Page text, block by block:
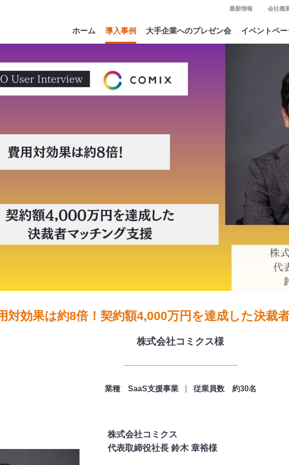
最新情報 会社概
ホーム 導入事例 大手企業へのプレゼン会 イベントペ
対効果は約8倍！契約額4,000万円を達成した決裁
株式会社コミクス様
業種 SaaS支援事業 従業員数 約30名
株式会社コミクス
代表取締役社長 鈴木 章裕様